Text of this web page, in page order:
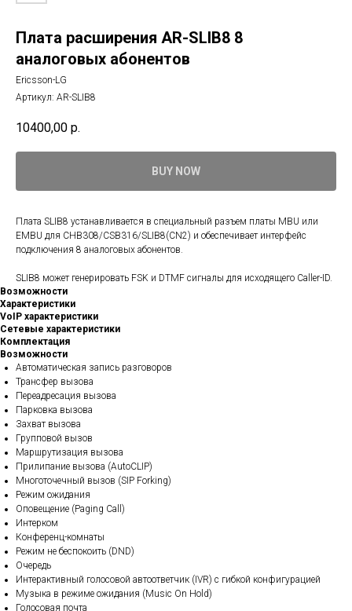
Плата расширения AR-SLIB8 8
аналоговых абонентов
Ericsson-LG
Артикул: AR-SLIB8
10400,00 р.
BUY NOW
Плата SLIB8 устанавливается в специальный разъем платы MBU или
EMBU для CHB308/CSB316/SLIB8(CN2) и обеспечивает интерфейс
подключения 8 аналоговых абонентов.
SLIB8 может генерировать FSK и DTMF сигналы для исходящего Caller-ID.
Возможности
Характеристики
VoIP характеристики
Сетевые характеристики
Комплектация
Возможности
Автоматическая запись разговоров
Трансфер вызова
Переадресация вызова
Парковка вызова
Захват вызова
Групповой вызов
Маршрутизация вызова
Прилипание вызова (AutoCLIP)
Многоточечный вызов (SIP Forking)
Режим ожидания
Оповещение (Paging Call)
Интерком
Конференц-комнаты
Режим не беспокоить (DND)
Очередь
Интерактивный голосовой автоответчик (IVR) с гибкой конфигурацией
Музыка в режиме ожидания (Music On Hold)
Голосовая почта